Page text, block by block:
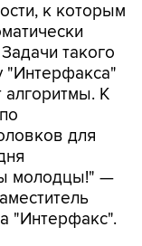
к которым
такого
"Интерфакса"
К
для
молодцы!" —
"Интерфакс".